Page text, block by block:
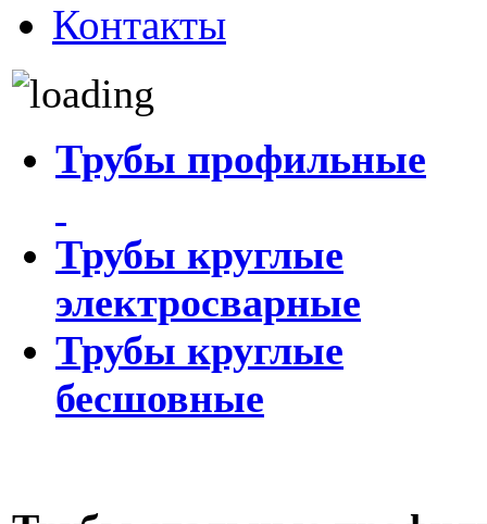
Контакты
Трубы профильные
Трубы круглые
электросварные
Трубы круглые
бесшовные